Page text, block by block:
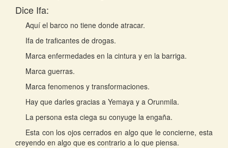
Dice Ifa:
Aquí el barco no tiene donde atracar.
Ifa de traficantes de drogas.
Marca enfermedades en la cintura y en la barriga.
Marca guerras.
Marca fenomenos y transformaciones.
Hay que darles gracias a Yemaya y a Orunmila.
La persona esta ciega su conyuge la engaña.
Esta con los ojos cerrados en algo que le concierne, esta
creyendo en algo que es contrario a lo que piensa.